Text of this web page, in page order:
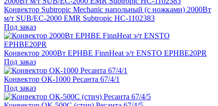
Конвектор Subtropic Mechanic напольный (с ножками) 2000Вт
м/т SUB/EC-2000 EMR Subtropic НС-1102383
Под заказ
Конвектор 2000Вт EPHBE FinnHeat э/т ENSTO EPHBE20PR
Под заказ
Конвектор ОК-1000 Ресанта 67/4/1
Под заказ